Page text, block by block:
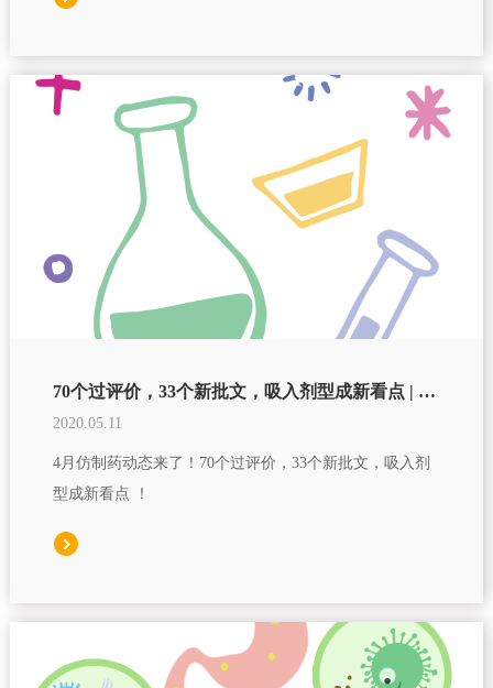
70个过评价，33个新批文，吸入剂型成新看点 | 4月仿制药动态
2020.05.11
4月仿制药动态来了！70个过评价，33个新批文，吸入剂
型成新看点 ！